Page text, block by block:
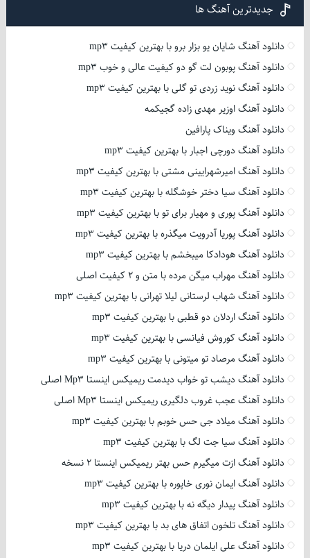
جدیدترین آهنگ ها
دانلود آهنگ شایان یو بزار برو با بهترین کیفیت mp3
دانلود آهنگ پوبون لت گو دو کیفیت عالی و خوب mp3
دانلود آهنگ نوید زردی تو گلی با بهترین کیفیت mp3
دانلود آهنگ اوزیر مهدی زاده گجیکمه
دانلود آهنگ ویناک پارافین
دانلود آهنگ دورچی اجبار با بهترین کیفیت mp3
دانلود آهنگ امیرشهرایینی مشتی با بهترین کیفیت mp3
دانلود آهنگ سیا دختر خوشگله با بهترین کیفیت mp3
دانلود آهنگ پوری و مهیار برای تو با بهترین کیفیت mp3
دانلود آهنگ پوریا آدرویت میگذره با بهترین کیفیت mp3
دانلود آهنگ هودادکا میبخشم با بهترین کیفیت mp3
دانلود آهنگ مهراب میگن مرده با متن و 2 کیفیت اصلی
دانلود آهنگ شهاب لرستانی لیلا تهرانی با بهترین کیفیت mp3
دانلود آهنگ اردلان دو قطبی با بهترین کیفیت mp3
دانلود آهنگ کوروش فیانسی با بهترین کیفیت mp3
دانلود آهنگ مرصاد تو میتونی با بهترین کیفیت mp3
دانلود آهنگ دیشب تو خواب دیدمت ریمیکس اینستا Mp3 اصلی
دانلود آهنگ عجب غروب دلگیری ریمیکس اینستا Mp3 اصلی
دانلود آهنگ میلاد جی حس خوبم با بهترین کیفیت mp3
دانلود آهنگ سیا جت لگ با بهترین کیفیت mp3
دانلود آهنگ ازت میگیرم حس بهتر ریمیکس اینستا 2 نسخه
دانلود آهنگ ایمان نوری خاپوره با بهترین کیفیت mp3
دانلود آهنگ پیدار دیگه نه با بهترین کیفیت mp3
دانلود آهنگ تلخون اتفاق های بد با بهترین کیفیت mp3
دانلود آهنگ علی ایلمان دریا با بهترین کیفیت mp3